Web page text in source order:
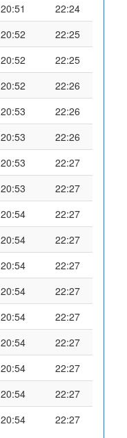
20:51
22:24
20:52
22:25
20:52
22:25
20:52
22:26
20:53
22:26
20:53
22:26
20:53
22:27
20:53
22:27
20:54
22:27
20:54
22:27
20:54
22:27
20:54
22:27
20:54
22:27
20:54
22:27
20:54
22:27
20:54
22:27
20:54 22:27